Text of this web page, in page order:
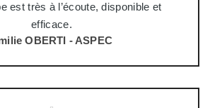
est très à l’écoute, disponible et
efficace.
OBERTI - ASPEC